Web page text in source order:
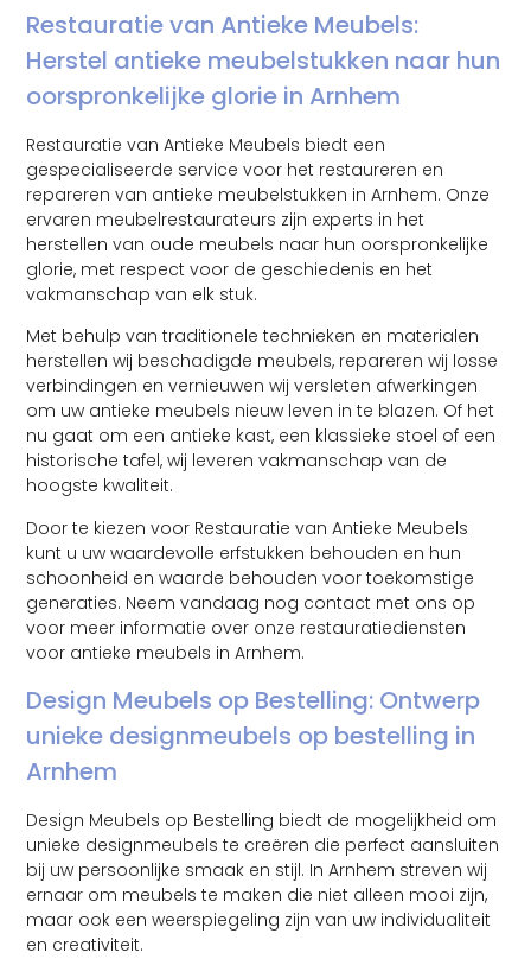
Restauratie van Antieke Meubels:
Herstel antieke meubelstukken naar hun
oorspronkelijke glorie in Arnhem
Restauratie van Antieke Meubels biedt een
gespecialiseerde service voor het restaureren en
repareren van antieke meubelstukken in Arnhem. Onze
ervaren meubelrestaurateurs zijn experts in het
herstellen van oude meubels naar hun oorspronkelijke
glorie, met respect voor de geschiedenis en het
vakmanschap van elk stuk.
Met behulp van traditionele technieken en materialen
herstellen wij beschadigde meubels, repareren wij losse
verbindingen en vernieuwen wij versleten afwerkingen
om uw antieke meubels nieuw leven in te blazen. Of het
nu gaat om een antieke kast, een klassieke stoel of een
historische tafel, wij leveren vakmanschap van de
hoogste kwaliteit.
Door te kiezen voor Restauratie van Antieke Meubels
kunt u uw waardevolle erfstukken behouden en hun
schoonheid en waarde behouden voor toekomstige
generaties. Neem vandaag nog contact met ons op
voor meer informatie over onze restauratiediensten
voor antieke meubels in Arnhem.
Design Meubels op Bestelling: Ontwerp
unieke designmeubels op bestelling in
Arnhem
Design Meubels op Bestelling biedt de mogelijkheid om
unieke designmeubels te creëren die perfect aansluiten
bij uw persoonlijke smaak en stijl. In Arnhem streven wij
ernaar om meubels te maken die niet alleen mooi zijn,
maar ook een weerspiegeling zijn van uw individualiteit
en creativiteit.